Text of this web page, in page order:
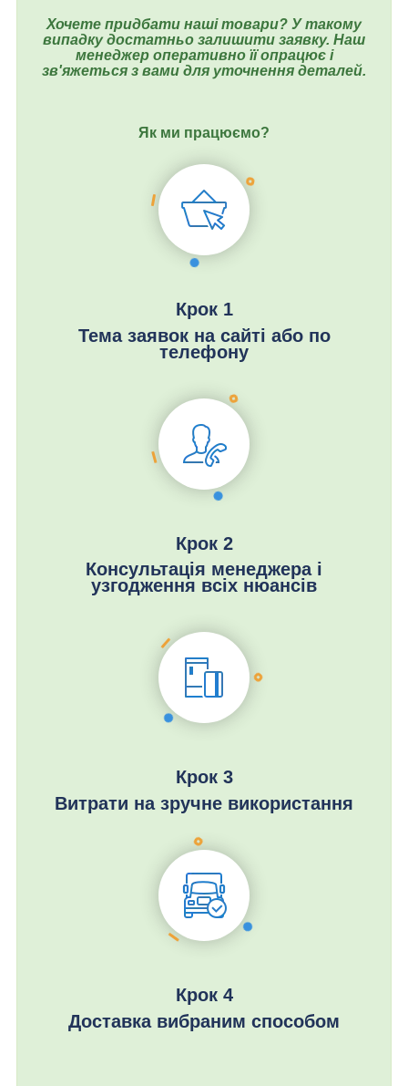
Хочете придбати наші товари? У такому
випадку достатньо залишити заявку. Наш
менеджер оперативно її опрацює і
зв'яжеться з вами для уточнення деталей.
Як ми працюємо?
Крок 1
Тема заявок на сайті або по
телефону
Крок 2
Консультація менеджера і
узгодження всіх нюансів
Крок 3
Витрати на зручне використання
Крок 4
Доставка вибраним способом